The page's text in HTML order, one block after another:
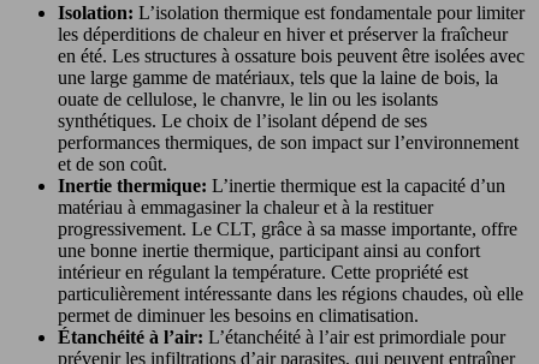
Isolation: L’isolation thermique est fondamentale pour limiter
les déperditions de chaleur en hiver et préserver la fraîcheur
en été. Les structures à ossature bois peuvent être isolées avec
une large gamme de matériaux, tels que la laine de bois, la
ouate de cellulose, le chanvre, le lin ou les isolants
synthétiques. Le choix de l’isolant dépend de ses
performances thermiques, de son impact sur l’environnement
et de son coût.
Inertie thermique: L’inertie thermique est la capacité d’un
matériau à emmagasiner la chaleur et à la restituer
progressivement. Le CLT, grâce à sa masse importante, offre
une bonne inertie thermique, participant ainsi au confort
intérieur en régulant la température. Cette propriété est
particulièrement intéressante dans les régions chaudes, où elle
permet de diminuer les besoins en climatisation.
Étanchéité à l’air: L’étanchéité à l’air est primordiale pour
prévenir les infiltrations d’air parasites, qui peuvent entraîner